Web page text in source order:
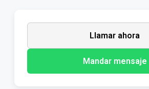
Llamar ahora
Mandar mensaje